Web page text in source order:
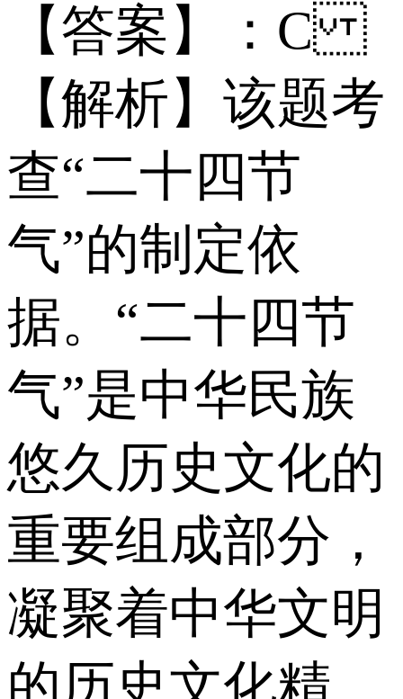
【答案】：C
【解析】该题考
查“二十四节
气”的制定依
据。“二十四节
气”是中华民族
悠久历史文化的
重要组成部分，
凝聚着中华文明
的历史文化精